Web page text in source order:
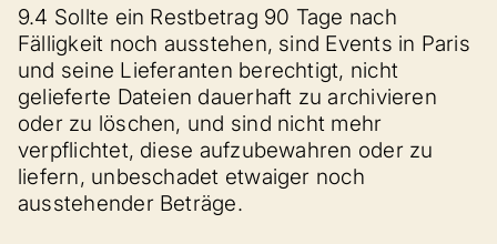
9.4 Sollte ein Restbetrag 90 Tage nach
Fälligkeit noch ausstehen, sind Events in Paris
und seine Lieferanten berechtigt, nicht
gelieferte Dateien dauerhaft zu archivieren
oder zu löschen, und sind nicht mehr
verpflichtet, diese aufzubewahren oder zu
liefern, unbeschadet etwaiger noch
ausstehender Beträge.